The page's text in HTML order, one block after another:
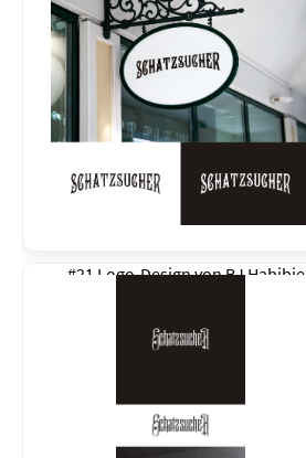
#21 Logo-Design vonBJ Habibie